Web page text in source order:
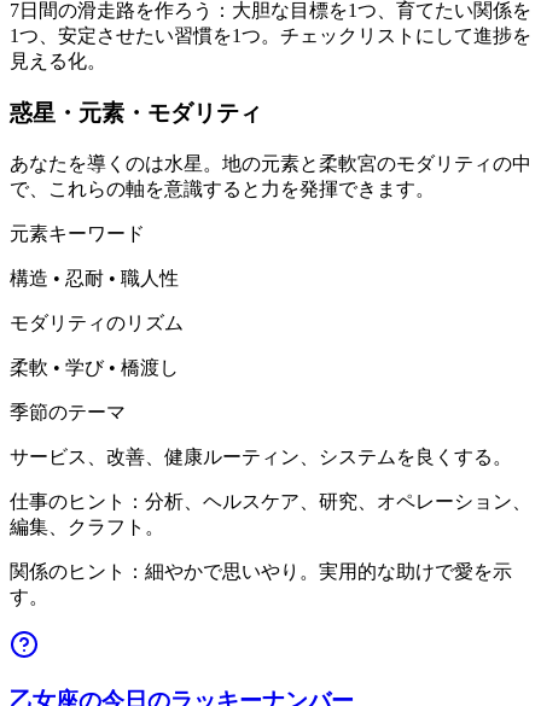
7日間の滑走路を作ろう：大胆な目標を1つ、育てたい関係を
1つ、安定させたい習慣を1つ。チェックリストにして進捗を
見える化。
惑星・元素・モダリティ
あなたを導くのは水星。地の元素と柔軟宮のモダリティの中
で、これらの軸を意識すると力を発揮できます。
元素キーワード
構造 • 忍耐 • 職人性
モダリティのリズム
柔軟 • 学び • 橋渡し
季節のテーマ
サービス、改善、健康ルーティン、システムを良くする。
仕事のヒント：分析、ヘルスケア、研究、オペレーション、
編集、クラフト。
関係のヒント：細やかで思いやり。実用的な助けで愛を示
す。